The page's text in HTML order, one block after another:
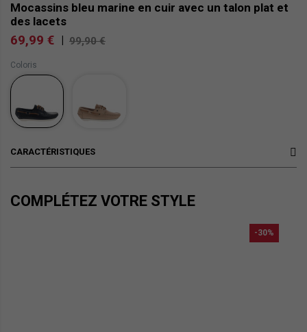
Mocassins bleu marine en cuir avec un talon plat et
des lacets
69,99 € 99,90 €
Coloris
CARACTÉRISTIQUES
COMPLÉTEZ VOTRE STYLE
-30%